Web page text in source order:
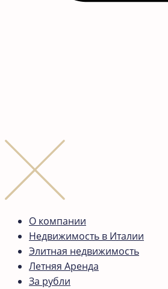
О компании
Недвижимость в Италии
Элитная недвижимость
Летняя Аренда
За рубли